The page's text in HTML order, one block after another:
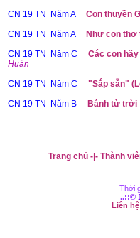
CN 19 TN Năm A
Con thuyền
CN 19 TN Năm A
Như con thơ
CN 19 TN Năm C
Các con
Huân
CN 19 TN Năm C
"Sắp sẵn"
CN 19 TN Năm B
Bánh từ trời
Trang chủ-|- Thành
Thời
..::©
Liên